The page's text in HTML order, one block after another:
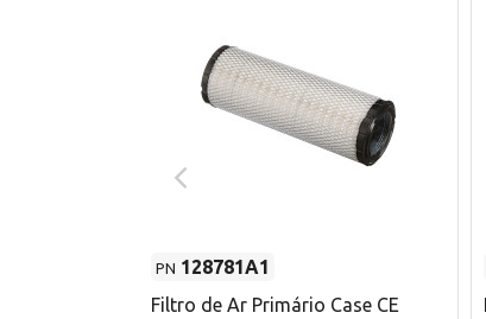
PN 128781A1
Filtro de Ar Primário Case CE